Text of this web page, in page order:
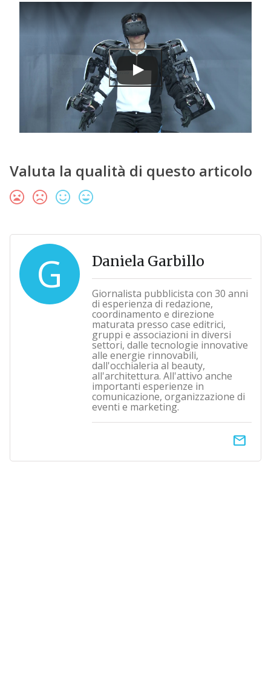
Valuta la qualità di questo articolo
G Daniela Garbillo
Giornalista pubblicista con 30 anni
di esperienza di redazione,
coordinamento e direzione
maturata presso case editrici,
gruppi e associazioni in diversi
settori, dalle tecnologie innovative
alle energie rinnovabili,
dall'occhialeria al beauty,
all'architettura. All'attivo anche
importanti esperienze in
comunicazione, organizzazione di
eventi e marketing.
email